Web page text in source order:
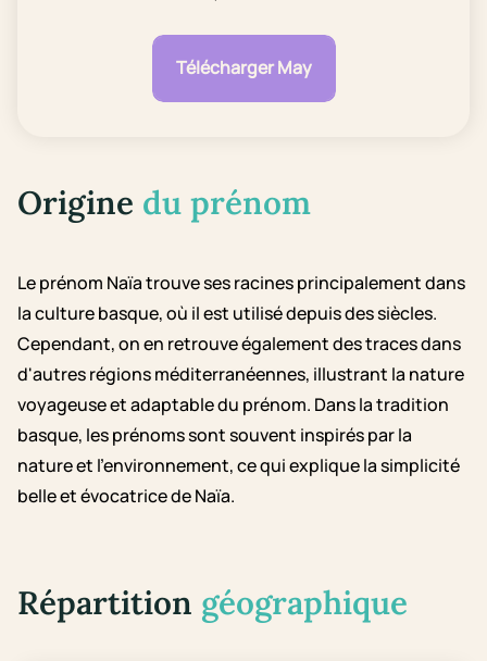
Télécharger May
Origine du prénom
Le prénom Naïa trouve ses racines principalement dans
la culture basque, où il est utilisé depuis des siècles.
Cependant, on en retrouve également des traces dans
d'autres régions méditerranéennes, illustrant la nature
voyageuse et adaptable du prénom. Dans la tradition
basque, les prénoms sont souvent inspirés par la
nature et l'environnement, ce qui explique la simplicité
belle et évocatrice de Naïa.
Répartition géographique